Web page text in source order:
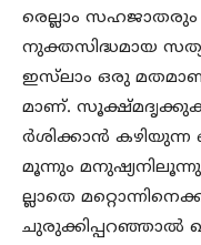
രെല്ലാം
നുക്തസിദ്ധമായ
ഇസ്‌ലാം ഒരു
മാണ്.
ര്‍ശിക്കാന്‍
മൂന്നും
ല്ലാതെ
ചുരുക്കിപ്പറഞ്ഞാല്‍